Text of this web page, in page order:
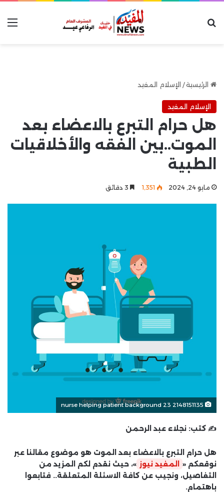
الرئيسية/ الإسلام المفيد
الإسلام المفيد
هل حرام التبرع بالاعضاء بعد
الموت..بين الفقه والأخلاقيات
الطبية
مايو 24, 2024 1٬351
✍️ كتب: نجلاء عبد الرحمن
هل حرام التبرع بالاعضاء بعد الموت هو موضوع مقالنا عبر
نوقعكم «
المفيد نيوز »، حيث نقدم لكم المزيد من
التفاصيل، ونجيب عن كافة الاسئلة المتعلقة.. فتابعوا
باهتمام.